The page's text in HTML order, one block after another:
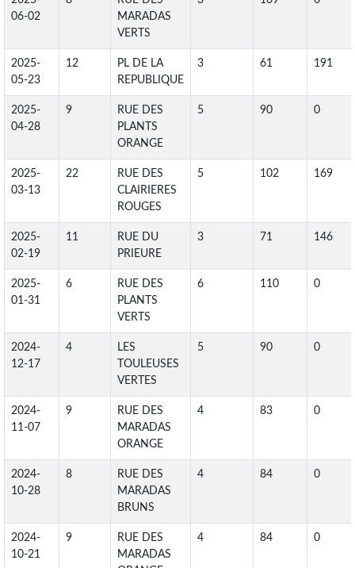
06-02
MARADAS
VERTS
2025-
05-23
12
PL DE LA
REPUBLIQUE
3 61 191
2025-
04-28
9
RUE DES
PLANTS
ORANGE
5 90 0
2025-
03-13
22
RUE DES
CLAIRIERES
ROUGES
5 102 169
2025-
02-19
11
RUE DU
PRIEURE
3 71 146
2025-
01-31
6
RUE DES
PLANTS
VERTS
6 110 0
2024-
12-17
4
LES
TOULEUSES
VERTES
5 90 0
2024-
11-07
9
RUE DES
MARADAS
ORANGE
4 83 0
2024-
10-28
8
RUE DES
MARADAS
BRUNS
4 84 0
2024-
10-21
9
RUE DES
MARADAS
4 84 0